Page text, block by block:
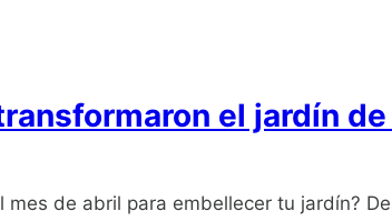
el jardín
de abril para embellecer tu jardín?